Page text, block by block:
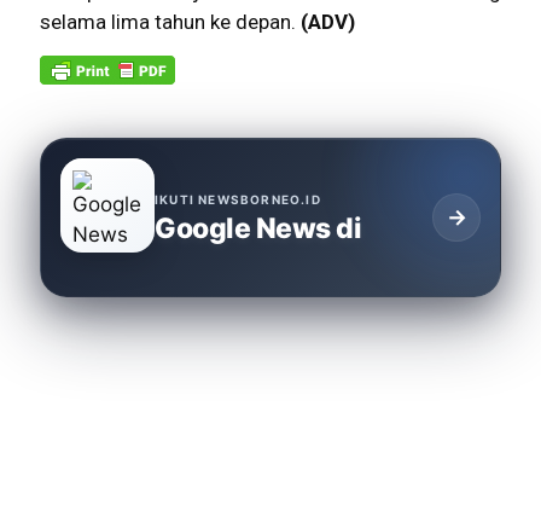
selama lima tahun ke depan. (ADV)
IKUTI NEWSBORNEO.ID
Google News di →